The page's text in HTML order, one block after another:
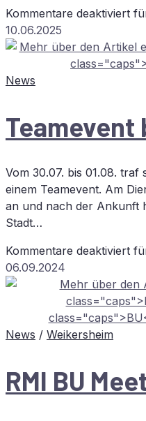
Kommentare deaktiviert
10.06.2025
News
Team­e­vent
Vom 30.07. bis 01.08. traf
einem Teamevent. Am
an und nach der Ankunft
Stadt…
Kommentare deaktiviert
06.09.2024
News / Weikersheim
RMI BU